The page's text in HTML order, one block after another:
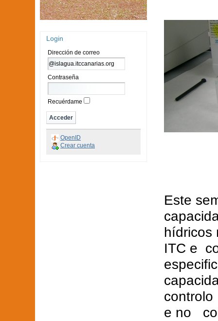
Login
Dirección de correo
Contraseña
Recuérdame
OpenID
Crear cuenta
Este
hídricos
ITC e
e no